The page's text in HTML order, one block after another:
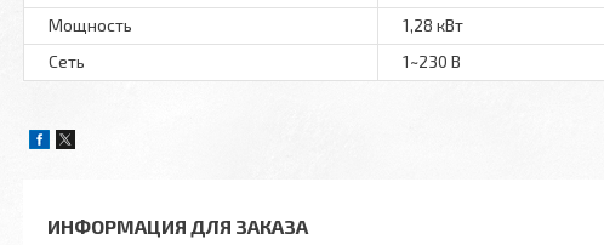
Мощность
1,28 кВт
Сеть
1~230 В
ИНФОРМАЦИЯ ДЛЯ ЗАКАЗА